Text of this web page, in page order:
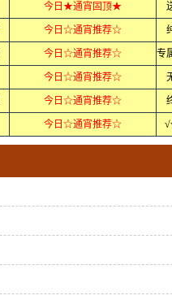
今日★通宵固顶★
今日☆通宵推荐☆
今日☆通宵推荐☆
今日☆通宵推荐☆
今日☆通宵推荐☆
今日☆通宵推荐☆